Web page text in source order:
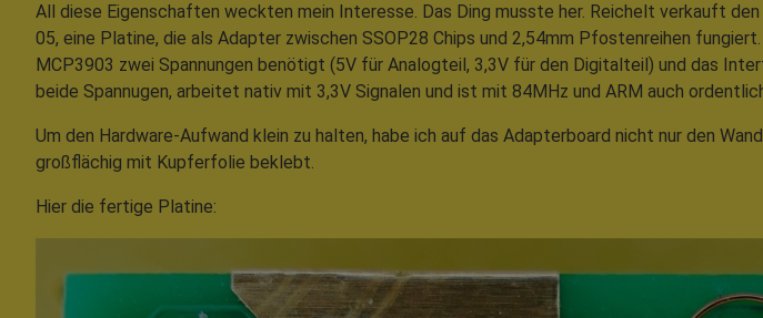
All diese Eigenschaften weckten mein Interesse. Das Ding musste her. Reichelt verkauft
05, eine Platine, die als Adapter zwischen SSOP28 Chips und 2,54mm Pfostenreihen
MCP3903 zwei Spannungen benötigt (5V für Analogteil, 3,3V für den Digitalteil) und das
beide Spannugen, arbeitet nativ mit 3,3V Signalen und ist mit 84MHz und ARM auch
Um den Hardware-Aufwand klein zu halten, habe ich auf das Adapterboard nicht nur den
großflächig mit Kupferfolie beklebt.
Hier die fertige Platine: